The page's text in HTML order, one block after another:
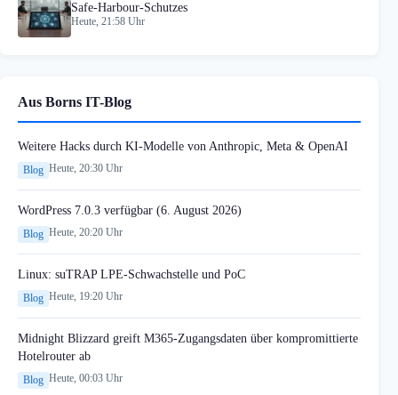
Safe-Harbour-Schutzes
Heute, 21:58 Uhr
Aus Borns IT-Blog
Weitere Hacks durch KI-Modelle von Anthropic, Meta & OpenAI
Blog Heute, 20:30 Uhr
WordPress 7.0.3 verfügbar (6. August 2026)
Blog Heute, 20:20 Uhr
Linux: suTRAP LPE-Schwachstelle und PoC
Blog Heute, 19:20 Uhr
Midnight Blizzard greift M365-Zugangsdaten über kompromittierte
Hotelrouter ab
Blog Heute, 00:03 Uhr